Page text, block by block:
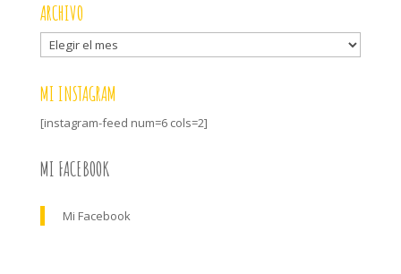
ARCHIVO
Archivo
MI INSTAGRAM
[instagram-feed num=6 cols=2]
MI FACEBOOK
Mi Facebook